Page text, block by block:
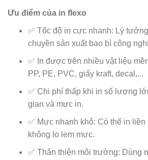
Ưu điểm của in flexo
✅ Tốc độ in cực nhanh: Lý
chuyền sản xuất bao bì công
✅ In được trên nhiều vật liệu
PP, PE, PVC, giấy kraft, decal,...
✅ Chi phí thấp khi in số lượng
gian và mực in.
✅ Mực nhanh khô: Có thể in liền
không lo lem mực.
✅ Thân thiện môi trường: Dùng